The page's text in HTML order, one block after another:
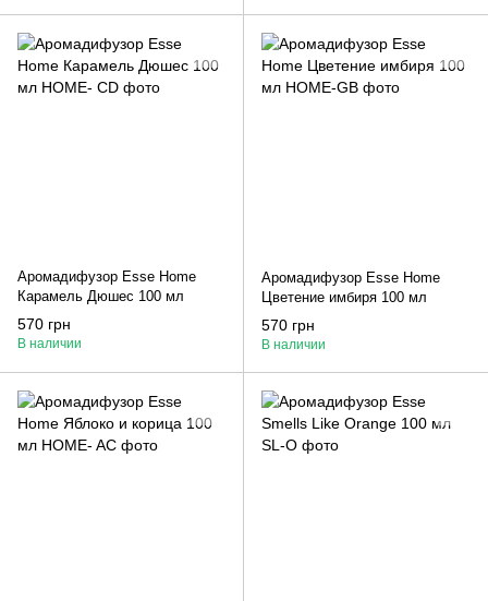
Аромадифузор Esse Home
Карамель Дюшес 100 мл
570 грн
В наличии
Аромадифузор Esse Home
Цветение имбиря 100 мл
570 грн
В наличии